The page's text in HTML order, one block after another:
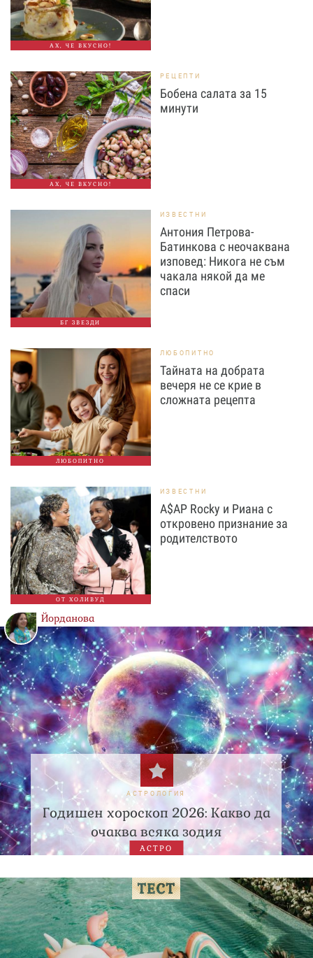
АХ, ЧЕ ВКУСНО!
АХ, ЧЕ ВКУСНО!
РЕЦЕПТИ
Бобена салата за 15
минути
БГ ЗВЕЗДИ
ИЗВЕСТНИ
Антония Петрова-
Батинкова с неочаквана
изповед: Никога не съм
чакала някой да ме
спаси
ЛЮБОПИТНО
ЛЮБОПИТНО
Тайната на добрата
вечеря не се крие в
сложната рецепта
ОТ ХОЛИВУД
ИЗВЕСТНИ
A$AP Rocky и Риана с
откровено признание за
родителството
Йорданова
АСТРОЛОГИЯ
Годишен хороскоп 2026: Какво да
очаква всяка зодия
АСТРО